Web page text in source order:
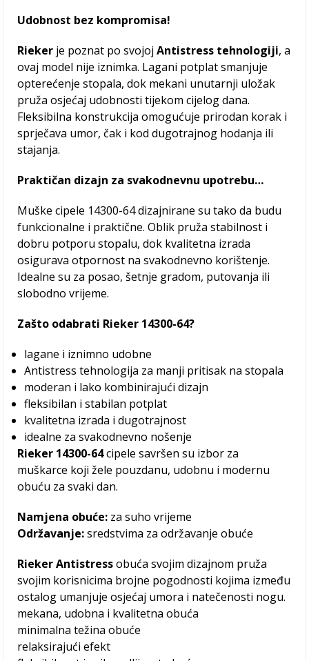
Udobnost bez kompromisa!
Rieker je poznat po svojojAntistress tehnologiji, a
ovaj model nije iznimka. Lagani potplat smanjuje
opterećenje stopala, dok mekani unutarnji uložak
pruža osjećaj udobnosti tijekom cijelog dana.
Fleksibilna konstrukcija omogućuje prirodan korak i
sprječava umor, čak i kod dugotrajnog hodanja ili
stajanja.
Praktičan dizajn za svakodnevnu upotrebu…
Muške cipele 14300-64 dizajnirane su tako da budu
funkcionalne i praktične. Oblik pruža stabilnost i
dobru potporu stopalu, dok kvalitetna izrada
osigurava otpornost na svakodnevno korištenje.
Idealne su za posao, šetnje gradom, putovanja ili
slobodno vrijeme.
Zašto odabrati Rieker 14300-64?
lagane i iznimno udobne
Antistress tehnologija za manji pritisak na stopala
moderan i lako kombinirajući dizajn
fleksibilan i stabilan potplat
kvalitetna izrada i dugotrajnost
idealne za svakodnevno nošenje
Rieker 14300-64cipele savršen su izbor za
muškarce koji žele pouzdanu, udobnu i modernu
obuću za svaki dan.
Namjena obuće: za suho vrijeme
Održavanje:sredstvima za održavanje obuće
Rieker Antistressobuća svojim dizajnom pruža
svojim korisnicima brojne pogodnosti kojima između
ostalog umanjuje osjećaj umora i natečenosti nogu.
mekana, udobna i kvalitetna obuća
minimalna težina obuće
relaksirajući efekt